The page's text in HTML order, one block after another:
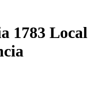
1783 Local